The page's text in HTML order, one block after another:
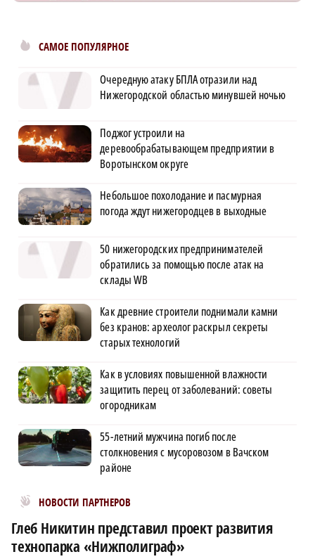
САМОЕ ПОПУЛЯРНОЕ
Очередную атаку БПЛА отразили над
Нижегородской областью минувшей ночью
Поджог устроили на
деревообрабатывающем предприятии в
Воротынском округе
Небольшое похолодание и пасмурная
погода ждут нижегородцев в выходные
50 нижегородских предпринимателей
обратились за помощью после атак на
склады WB
Как древние строители поднимали камни
без кранов: археолог раскрыл секреты
старых технологий
Как в условиях повышенной влажности
защитить перец от заболеваний: советы
огородникам
55-летний мужчина погиб после
столкновения с мусоровозом в Вачском
районе
НОВОСТИ ПАРТНЕРОВ
Новости МирТесен
Глеб Никитин представил проект развития
технопарка «Нижполиграф»